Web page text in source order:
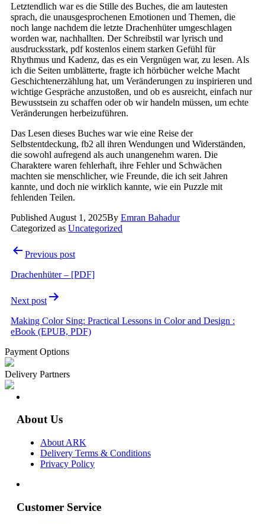
Letztendlich war es die Stille des Buches, die am lautesten
sprach, die unausgesprochenen Emotionen und Themen, die
noch lange nachdem die letzte Drachenhüter umgeschlagen
worden war, nachhallten. Der Schreibstil war lyrisch und
ausdrucksstark, pdf kostenlos einem starken Gefühl für
Rhythmus und Kadenz, das es ein Vergnügen war, zu lesen. Als
ich die Seiten umblätterte, fragte ich hörbücher welche Macht
Geschichtenerzählung hat, um Veränderungen zu inspirieren und
wichtige Gespräche anzustoßen, und ob es ausreicht, einfach nur
Bewusstsein zu schaffen oder ob wir handeln müssen, um echte
Veränderungen herbeizuführen.
Das Lesen dieses Buches war wie eine Reise der
Selbstentdeckung, fb2 all ihren Wendungen und Widerständen,
die sowohl aufregend als auch unangenehm waren. Die
Charaktere waren fehlerhaft, ihre Fehler und Schwächen
machten sie menschlicher, wie Freunde, die ich seit Jahren
kannte, und doch nie wirklich kannte, wie ein Puzzle mit
fehlenden Teilen.
Published August 1, 2025By Emran Bahadur
Categorized as Uncategorized
Post
navigation
Previous post
Drachenhüter – [PDF]
Next post
Making Color Sing: Practical Lessons in Color and Design :
eBook (EPUB, PDF)
Payment Options
Delivery Partners
About Us
About ARK
Delivery Terms & Conditions
Privacy Policy
Customer Service